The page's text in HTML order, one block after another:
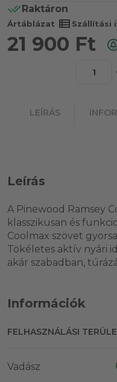
Raktáron
Ártáblázat view_list Szállítási
21 900 Ft
LEÍRÁS
Leírás
A Pinewood Ramsey
klasszikusan és
Coolmax szövet
Tökéletes aktív nyári
akár szabadban,
Információk
FELHASZNÁLÁSI
Vadász